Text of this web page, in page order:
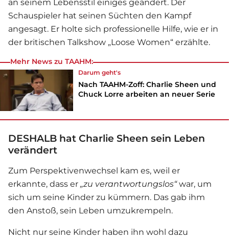
an seinem Lebensstil einiges geändert. Der
Schauspieler hat seinen Süchten den Kampf
angesagt. Er holte sich professionelle Hilfe, wie er in
der britischen Talkshow „Loose Women“ erzählte.
Mehr News zu TAAHM:
Darum geht's
Nach TAAHM-Zoff: Charlie Sheen und
Chuck Lorre arbeiten an neuer Serie
DESHALB hat Charlie Sheen sein Leben
verändert
Zum Perspektivenwechsel kam es, weil er
erkannte, dass er „zu verantwortungslos“war, um
sich um seine Kinder zu kümmern. Das gab ihm
den Anstoß, sein Leben umzukrempeln.
Nicht nur seine Kinder haben ihn wohl dazu